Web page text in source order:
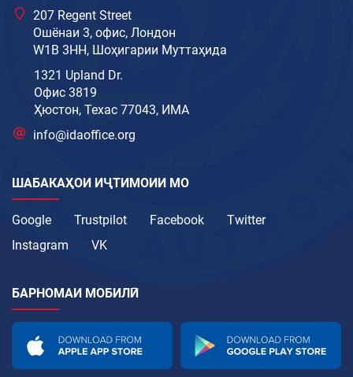
207 Regent Street
Ошёнаи 3, офис, Лондон
W1B 3HH, Шоҳигарии Муттаҳида
1321 Upland Dr.
Офис 3819
Ҳюстон, Техас 77043, ИМА
info@idaoffice.org
ШАБАКАҲОИ ИҶТИМОИИ МО
Google Trustpilot Facebook
Twitter
Instagram
VK
БАРНОМАИ МОБИЛӢ